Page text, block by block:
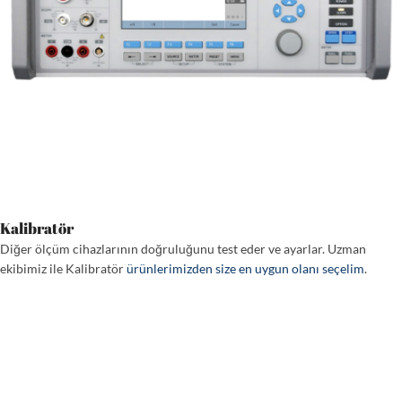
Kalibratör
Diğer ölçüm cihazlarının doğruluğunu test eder ve ayarlar. Uzman
ekibimiz ile Kalibratörürünlerimizden size en uygun olanı seçelim.